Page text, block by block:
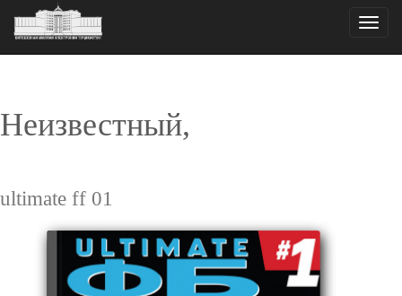
Toggle
Неизвестный,
ultimate ff 01